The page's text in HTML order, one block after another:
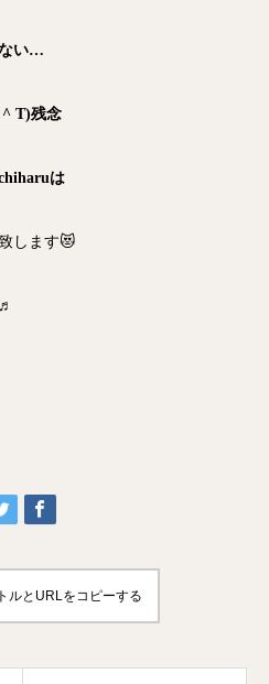
い…
T)残念
は
します😻
ルとURLをコピーする